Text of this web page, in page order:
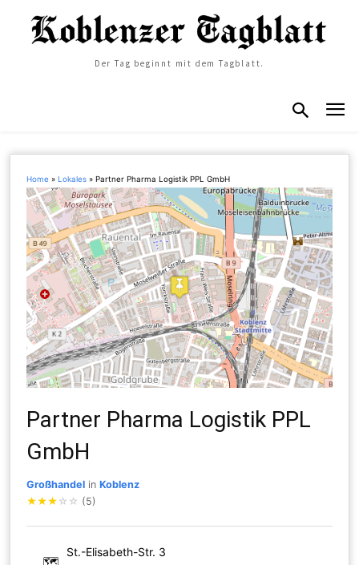
Der Tag beginnt mit dem Tagblatt.
Home »Lokales »Partner Pharma Logistik PPL GmbH
Partner Pharma Logistik PPL
GmbH
Großhandel inKoblenz
★★★ ☆ ☆ (5)
🗺
St.-Elisabeth-Str. 3